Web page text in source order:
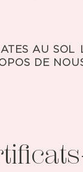
AU SOL
DE